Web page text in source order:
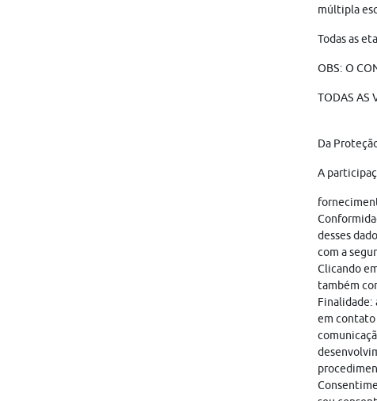
múltipla
Todas as
OBS: O
TODAS AS
Da
A
desses
com a
Clicando
também
Finalidade:
em